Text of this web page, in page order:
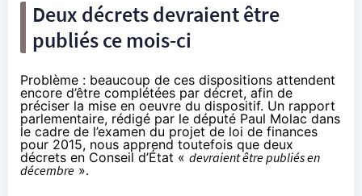
Deux décrets devraient être
publiés ce mois-ci
Problème : beaucoup de ces dispositions attendent
encore d’être complétées par décret, afin de
préciser la mise en oeuvre du dispositif. Un rapport
parlementaire, rédigé par le député Paul Molac dans
le cadre de l’examen du projet de loi de finances
pour 2015, nous apprend toutefois que deux
décrets en Conseil d’État « devraient être publiés en
décembre ».